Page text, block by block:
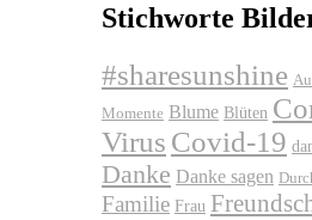
Stichworte
#sharesunshine
Momente Blume Blüten
Virus Covid-19
Danke Danke sagen
Familie Frau